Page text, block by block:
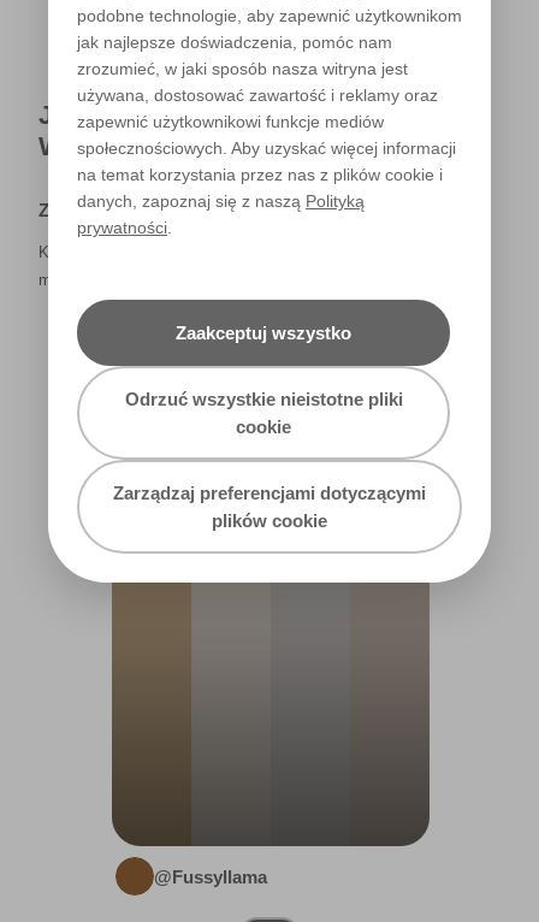
podobne technologie, aby zapewnić użytkownikom
jak najlepsze doświadczenia, pomóc nam
zrozumieć, w jaki sposób nasza witryna jest
używana, dostosować zawartość i reklamy oraz
zapewnić użytkownikowi funkcje mediów
społecznościowych. Aby uzyskać więcej informacji
na temat korzystania przez nas z plików cookie i
danych, zapoznaj się z naszą Polityką
prywatności
Zaakceptuj wszystko
Odrzuć wszystkie nieistotne pliki
cookie
Zarządzaj preferencjami dotyczącymi
plików cookie
JAK NAPRAWDĘ KOLOR BĘDZIE
WYGLĄDAŁ W TWOIM DOMU?
Zastrzeżenie
Kolory, które są widoczne na monitorze i/lub kolory drukowane,
mogą się różnić od rzeczywistych, dostępnych w sklepach.
OFFICE
@Fussyllama